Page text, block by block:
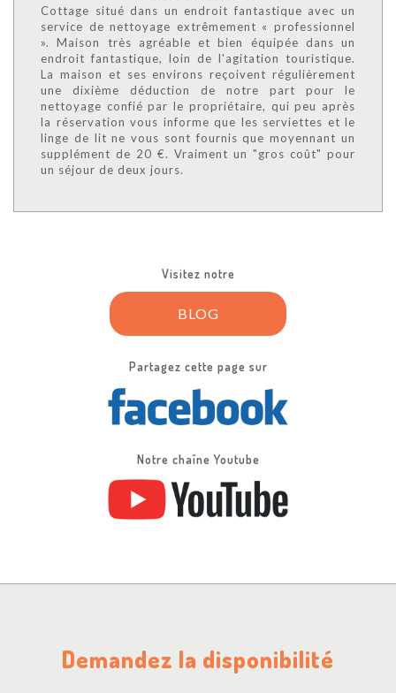
Cottage situé dans un endroit fantastique avec un
service de nettoyage extrêmement « professionnel
». Maison très agréable et bien équipée dans un
endroit fantastique, loin de l'agitation touristique.
La maison et ses environs reçoivent régulièrement
une dixième déduction de notre part pour le
nettoyage confié par le propriétaire, qui peu après
la réservation vous informe que les serviettes et le
linge de lit ne vous sont fournis que moyennant un
supplément de 20 €. Vraiment un "gros coût" pour
un séjour de deux jours.
Visitez notre
BLOG
Partagez cette page sur
Notre chaîne Youtube
Demandez la disponibilité